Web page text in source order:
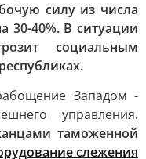
силу из числа
30-40%. В ситуации
социальным
Западом -
управления.
таможенной
слежения